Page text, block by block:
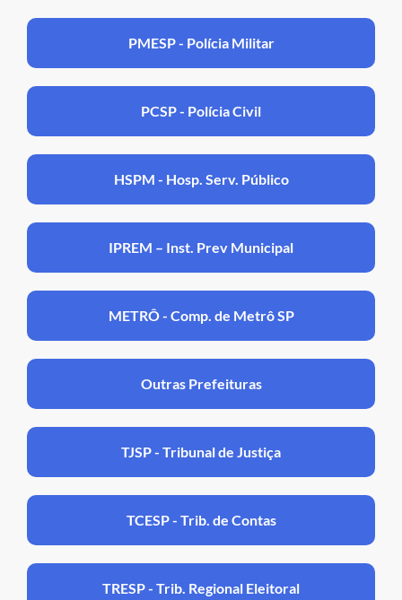
PMESP - Polícia Militar
PCSP - Polícia Civil
HSPM - Hosp. Serv. Público
IPREM – Inst. Prev Municipal
METRÔ - Comp. de Metrô SP
Outras Prefeituras
TJSP - Tribunal de Justiça
TCESP - Trib. de Contas
TRESP - Trib. Regional Eleitoral